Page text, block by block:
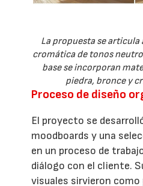
La propuesta se
cromática de tonos
base se incorporan
piedra, bronce y
Proceso de diseño
El proyecto se
moodboards y una
en un proceso de
diálogo con el cliente.
visuales sirvieron